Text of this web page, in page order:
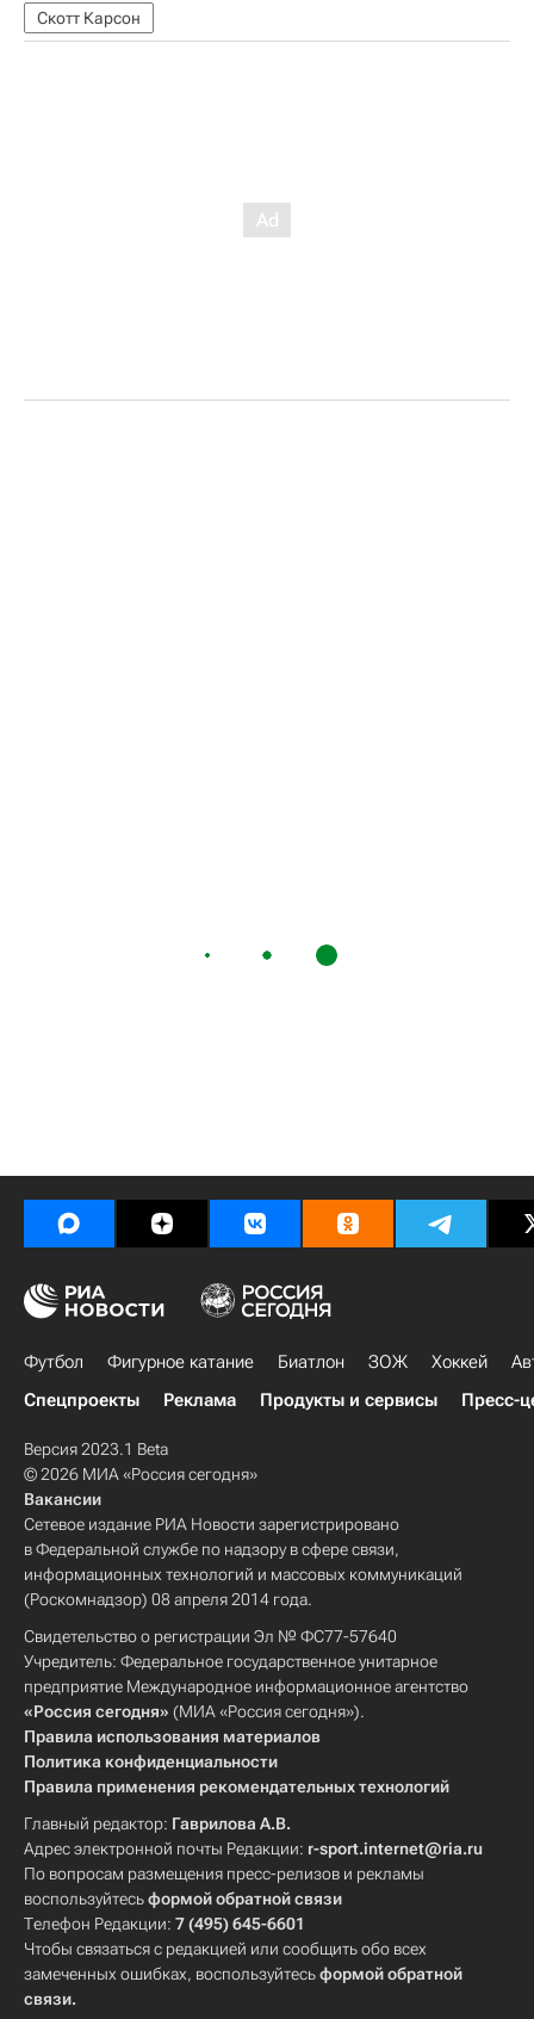
Скотт Карсон
Футбол Фигурное катание Биатлон ЗОЖ Хоккей
Спецпроекты
Реклама Продукты и сервисы Пресс-
Версия 2023.1 Beta
© 2026 МИА «Россия сегодня»
Вакансии
Сетевое издание РИА Новости зарегистрировано
в Федеральной службе по надзору в сфере связи,
информационных технологий и массовых коммуникаций
(Роскомнадзор) 08 апреля 2014 года.
Свидетельство о регистрации Эл № ФС77-57640
Учредитель: Федеральное государственное унитарное
предприятие Международное информационное агентство
«Россия сегодня» (МИА «Россия сегодня»).
Правила использования материалов
Политика конфиденциальности
Правила применения рекомендательных технологий
Главный редактор: Гаврилова А.В.
Адрес электронной почты Редакции: r-sport.internet@ria.ru
По вопросам размещения пресс-релизов и рекламы
воспользуйтесьформой обратной связи
Телефон Редакции: 7 (495) 645-6601
Чтобы связаться с редакцией или сообщить обо всех
замеченных ошибках, воспользуйтесьформой обратной
связи.